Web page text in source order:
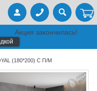
Акция закончилась!
(180*200) С П/М